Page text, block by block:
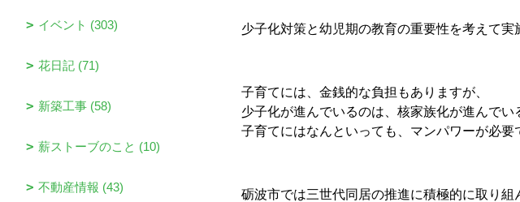
少子化対策と幼児期の教育の重要性を考えて
子育てには、金銭的な負担もありますが、
少子化が進んでいるのは、核家族化が進んでい
子育てにはなんといっても、マンパワーが必要
砺波市では三世代同居の推進に積極的に取り組
イベント (303)
花日記 (71)
新築工事 (58)
薪ストーブのこと (10)
不動産情報 (43)